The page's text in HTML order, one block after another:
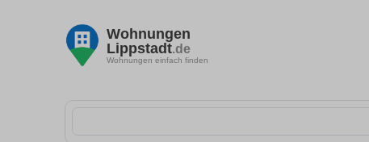
Wohnungen
Lippstadt.de
Wohnungen einfach finden